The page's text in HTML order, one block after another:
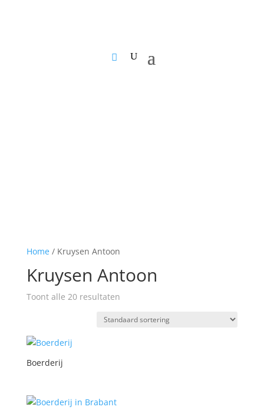
Home/ Kruysen Antoon
Kruysen Antoon
Toont alle 20 resultaten
Boerderij